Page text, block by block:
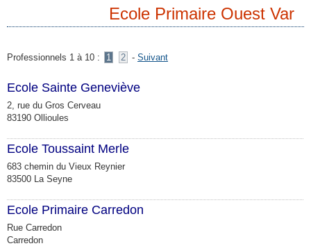
Ecole Primaire Ouest Var
Professionnels 1 à 10 : 1 2 - Suivant
Ecole Sainte Geneviève
2, rue du Gros Cerveau
83190 Ollioules
Ecole Toussaint Merle
683 chemin du Vieux Reynier
83500 La Seyne
Ecole Primaire Carredon
Rue Carredon
Carredon